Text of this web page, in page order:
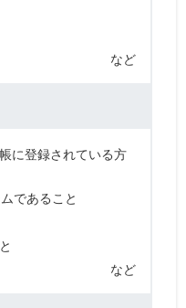
など
に登録されている方
であること
など